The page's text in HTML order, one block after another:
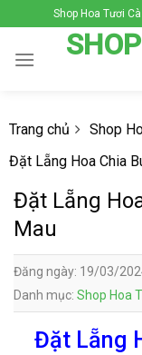
to
content
Shop Hoa Tươi
Trang chủ
Shop
Đặt Lẵng Hoa Chia
Đặt Lẵng
Mau
Đăng ngày: 19/03/
Danh mục: Shop Hoa
Đặt Lẵng